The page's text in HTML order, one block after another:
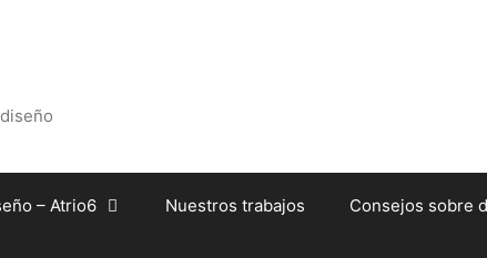
– Atrio6 Nuestros trabajos Consejos sobre